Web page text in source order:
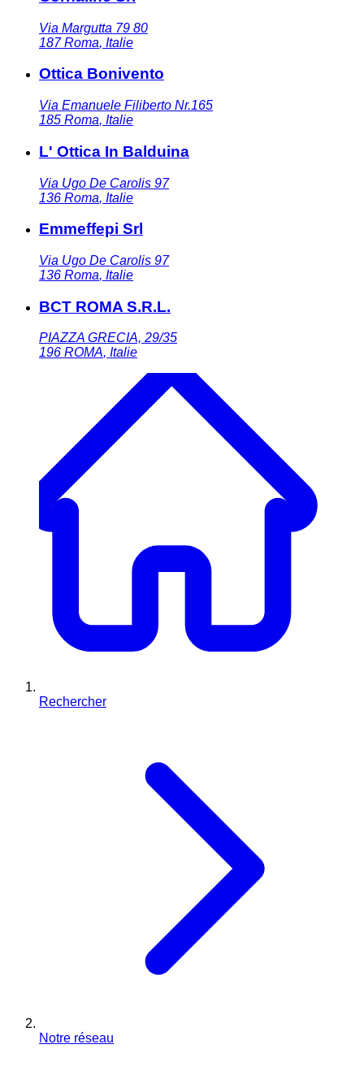
Via Margutta 79 80
187 Roma, Italie
Ottica Bonivento
Via Emanuele Filiberto Nr.165
185 Roma, Italie
L' Ottica In Balduina
Via Ugo De Carolis 97
136 Roma, Italie
Emmeffepi Srl
Via Ugo De Carolis 97
136 Roma, Italie
BCT ROMA S.R.L.
PIAZZA GRECIA, 29/35
196 ROMA, Italie
Rechercher
Notre réseau